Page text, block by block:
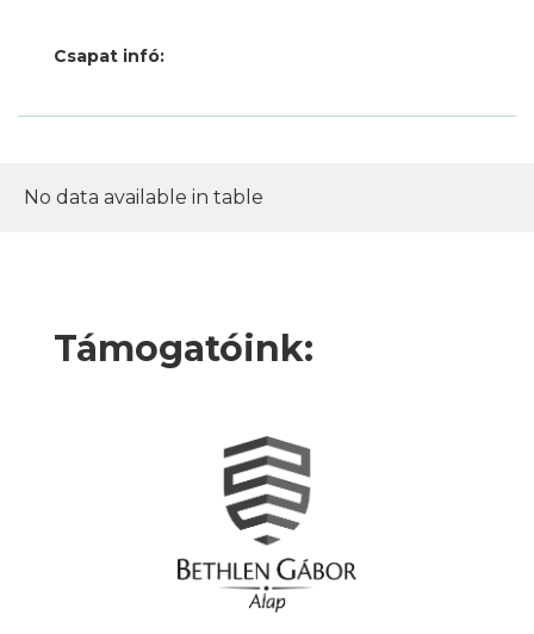
Csapat infó:
No data available in table
Támogatóink: